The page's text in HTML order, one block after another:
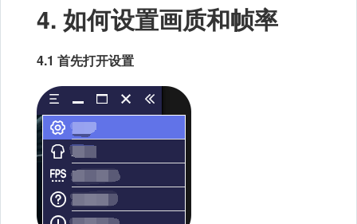
4. 如何设置画质和帧率
4.1 首先打开设置